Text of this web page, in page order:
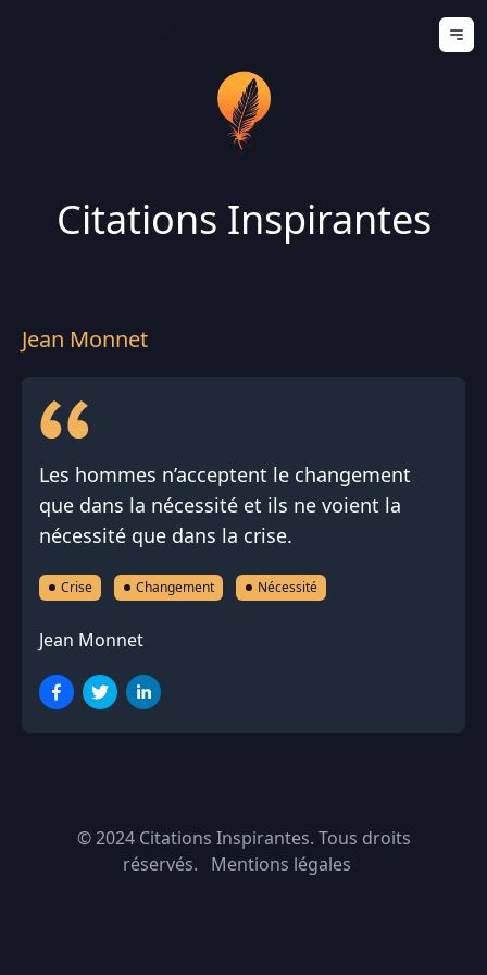
Citations Inspirantes
Jean Monnet
Les hommes n’acceptent le changement
que dans la nécessité et ils ne voient la
nécessité que dans la crise.
Crise Changement Nécessité
Jean Monnet
© 2024 Citations Inspirantes. Tous droits
réservés.
Mentions légales